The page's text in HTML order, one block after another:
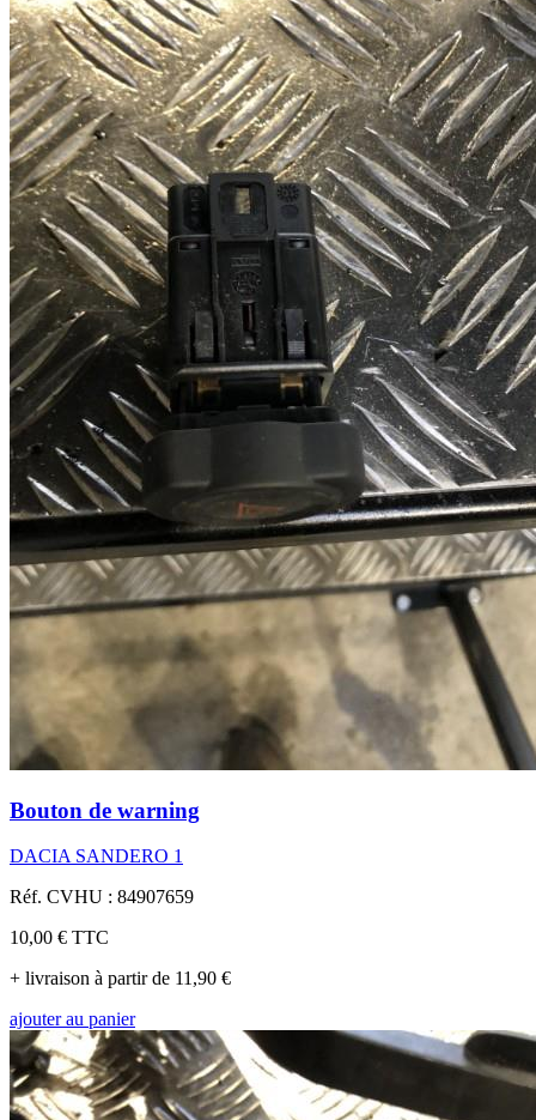
Bouton de warning
DACIA SANDERO 1
Réf. CVHU : 84907659
10,00 € TTC
+ livraison à partir de 11,90 €
ajouter au panier